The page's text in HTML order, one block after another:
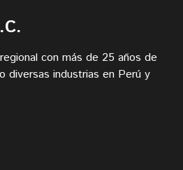
con más de 25 años de
diversas industrias en Perú y